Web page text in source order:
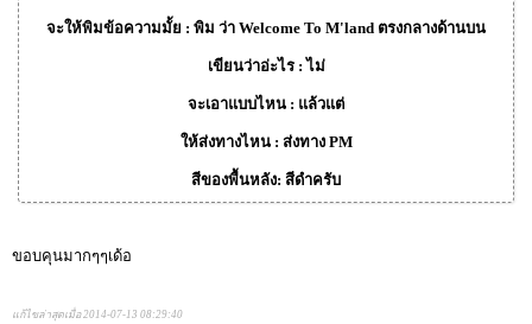
จะให้พิมข้อความมั้ย : พิม ว่า Welcome To M'land ตรงกลางด้านบน
เขียนว่าอ่ะไร : ไม่
จะเอาแบบไหน : แล้วแต่
ให้ส่งทางไหน : ส่งทาง PM
สีของพื้นหลัง: สีดำครับ
ขอบคุนมากๆๆเด้อ
แก้ไขล่าสุดเมื่อ 2014-07-13 08:29:40